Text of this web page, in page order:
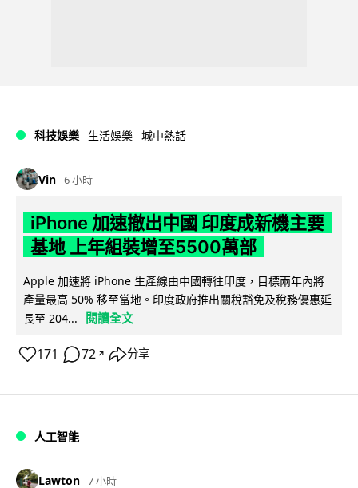
科技娛樂 生活娛樂 城中熱話
Vin 6 小時
iPhone 加速撤出中國 印度成新機主要
基地 上年組裝增至5500萬部
Apple 加速將 iPhone 生產線由中國轉往印度，目標兩年內將
產量最高 50% 移至當地。印度政府推出關稅豁免及稅務優惠延
長至 204...
閱讀全文
171 72 ↗ 分享
人工智能
Lawton 7 小時